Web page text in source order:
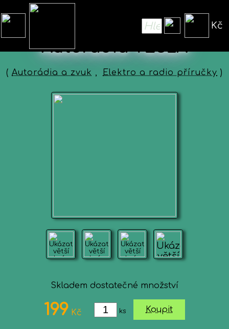
Kč
Autorádia TESLA
( Autorádia a zvuk , Elektro a radio příručky )
Skladem dostatečné množství
199 Kč ks Koupit